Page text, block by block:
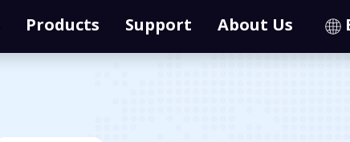
Products Support About Us